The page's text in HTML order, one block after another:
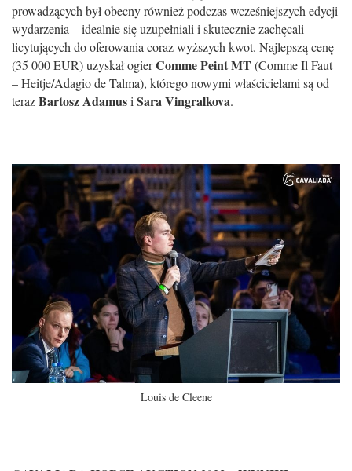
prowadzących był obecny również podczas wcześniejszych edycji
wydarzenia – idealnie się uzupełniali i skutecznie zachęcali
licytujących do oferowania coraz wyższych kwot. Najlepszą cenę
(35 000 EUR) uzyskał ogierComme Peint MT(Comme Il Faut
– Heitje/Adagio de Talma), którego nowymi właścicielami są od
terazBartosz AdamusiSara Vingralkova.
Louis de Cleene